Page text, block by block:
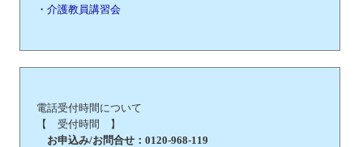
・介護教員講習会
電話受付時間について
【 受付時間 】
お申込み/お問合せ：0120-968-119